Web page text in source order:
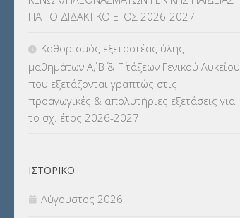
ΜΕΤΑΘΕΣΕΙΣ-ΤΟΠΟΘΕΤΗΣΕΙΣ
ΒΕΛΤΙΩΣΕΙΣ(319)
ΜΕΤΑΤΑΞΕΙΣ(87)
ΜΕΤΑΦΟΡΑ ΜΑΘΗΤΩΝ(3)
ΝΟΜΟΘΕΣΙΑ(66)
ΓΙΑ ΤΟ ΔΙΔΑΚΤΙΚΟ ΕΤΟΣ 2026-2027
Καθορισμός εξεταστέας ύλης
μαθημάτων Α΄, Β΄ & Γ΄ τάξεων Γενικού Λυκείου
που εξετάζονται γραπτώς στις
προαγωγικές & απολυτήριες εξετάσεις για
το σχ. έτος 2026-2027
ΙΣΤΟΡΙΚΌ
Αύγουστος 2026